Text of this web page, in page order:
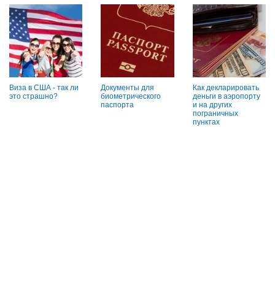
Виза в США - так ли
это страшно?
Документы для
биометрического
паспорта
Как декларировать
деньги в аэропорту
и на других
пограничных
пунктах